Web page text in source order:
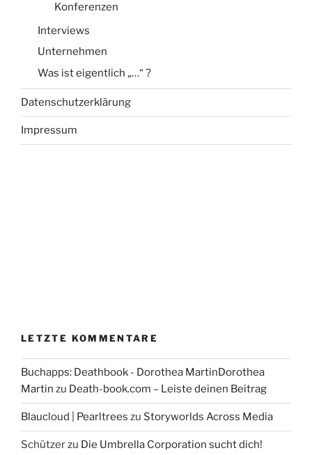
Konferenzen
Interviews
Unternehmen
Was ist eigentlich „…“ ?
Datenschutzerklärung
Impressum
LETZTE KOMMENTARE
Buchapps: Deathbook - Dorothea MartinDorothea
Martin zu Death-book.com – Leiste deinen Beitrag
Blaucloud | Pearltrees zu Storyworlds Across Media
Schützerzu Die Umbrella Corporation sucht dich!